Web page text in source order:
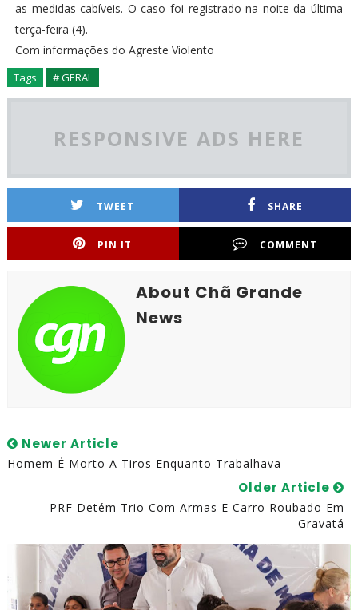
as medidas cabíveis. O caso foi registrado na noite da última
terça-feira (4).
Com informações do Agreste Violento
Tags # GERAL
RESPONSIVE ADS HERE
TWEET SHARE
PIN IT COMMENT
About Chã Grande
News
Newer Article
Homem É Morto A Tiros Enquanto Trabalhava
Older Article
PRF Detém Trio Com Armas E Carro Roubado Em
Gravatá